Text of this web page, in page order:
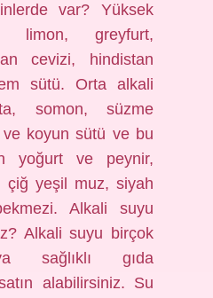
var? Yüksek
limon, greyfurt,
cevizi, hindistan
sütü. Orta alkali
somon, süzme
koyun sütü ve bu
yoğurt ve peynir,
çiğ yeşil muz, siyah
Alkali suyu
Alkali suyu birçok
sağlıklı gıda
alabilirsiniz. Su